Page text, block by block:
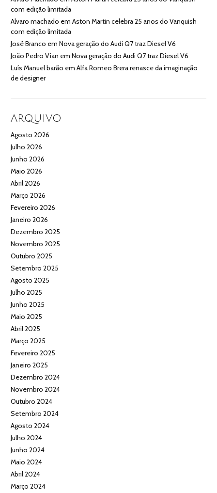
com edição limitada
Alvaro machado emAston Martin celebra 25 anos do Vanquish
com edição limitada
José Branco emNova geração do Audi Q7 traz Diesel V6
João Pedro Vian emNova geração do Audi Q7 traz Diesel V6
Luís Manuel barão emAlfa Romeo Brera renasce da imaginação
de designer
ARQUIVO
Agosto 2026
Julho 2026
Junho 2026
Maio 2026
Abril 2026
Março 2026
Fevereiro 2026
Janeiro 2026
Dezembro 2025
Novembro 2025
Outubro 2025
Setembro 2025
Agosto 2025
Julho 2025
Junho 2025
Maio 2025
Abril 2025
Março 2025
Fevereiro 2025
Janeiro 2025
Dezembro 2024
Novembro 2024
Outubro 2024
Setembro 2024
Agosto 2024
Julho 2024
Junho 2024
Maio 2024
Abril 2024
Março 2024